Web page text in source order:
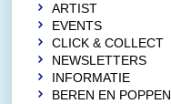
ARTIST
EVENTS
CLICK & COLLECT
NEWSLETTERS
INFORMATIE
BEREN EN POPPEN